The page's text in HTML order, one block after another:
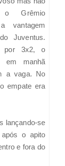
o Grêmio
vantagem
Juventus.
por 3x2, o
em manhã
a vaga. No
empate era
lançando-se
o apito
e fora do